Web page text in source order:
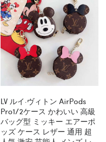
LV ルイ·ヴィトン AirPods
Pro1/2ケース かわいい 高級
バッグ型 ミッキー エアーポ
ッズ ケース レザー 通用 超